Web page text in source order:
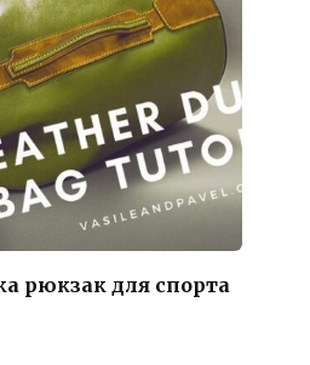
рюкзак для спорта